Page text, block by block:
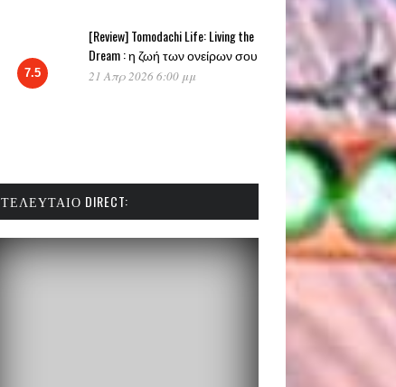
7.5
[Review] Tomodachi Life: Living the
Dream : η ζωή των ονείρων σου
21 Απρ 2026 6:00 μμ
ΤΕΛΕΥΤΑΊΟ DIRECT: